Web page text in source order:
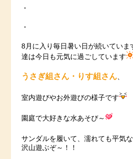
・
・
8月に入り毎日暑い日が続いていま
達は今日も元気に過ごしています
うさぎ組さん・りす組さん、
室内遊びやお外遊びの様子です
園庭で大好きな水あそび～
サンダルを履いて、濡れても平気
沢山遊ぶぞ～！！